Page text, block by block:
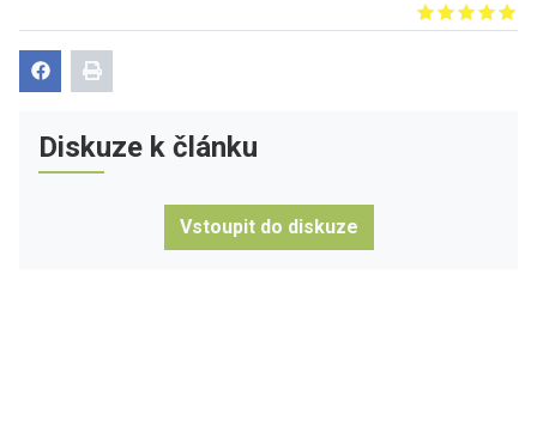
Give it 1/5
Give it 2/5
Give it 3/5
Give it 4/5
Give it 5/5
Diskuze k článku
Vstoupit do diskuze